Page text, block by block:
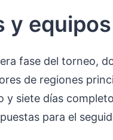
y equipos
fase del torneo,
de regiones
y siete días
para el